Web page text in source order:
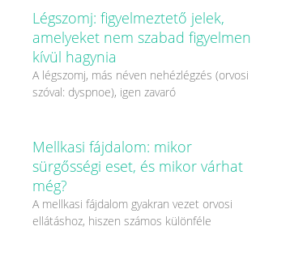
Légszomj: figyelmeztető jelek,
amelyeket nem szabad figyelmen
kívül hagynia
A légszomj, más néven nehézlégzés (orvosi
szóval: dyspnoe), igen zavaró
Mellkasi fájdalom: mikor
sürgősségi eset, és mikor várhat
még?
A mellkasi fájdalom gyakran vezet orvosi
ellátáshoz, hiszen számos különféle